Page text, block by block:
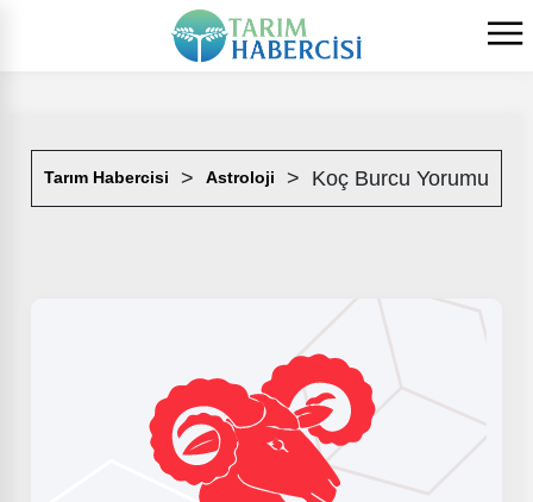
Tarım Habercisi Astroloji Koç Burcu Yorumu